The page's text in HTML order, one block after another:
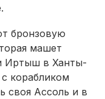
бронзовую
машет
Иртыш в Ханты-
кораб­ликом
своя Ассоль и в